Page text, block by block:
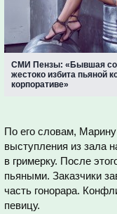
СМИ Пензы: «Бывшая
жестоко избита пьяной
корпоративе»
По его словам,
выступления из зала
в гримерку. После
пьяными. Заказчики
часть гонорара.
певицу.